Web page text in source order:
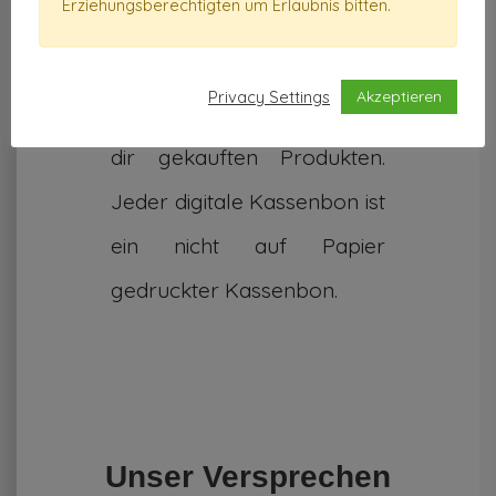
Informationen zu den von
dir gekauften Produkten.
Jeder digitale Kassenbon ist
ein nicht auf Papier
gedruckter Kassenbon.
Unser Versprechen
Erziehungsberechtigten um Erlaubnis bitten.
Privacy Settings Akzeptieren